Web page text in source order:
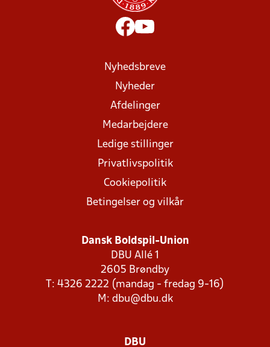
Nyhedsbreve
Nyheder
Afdelinger
Medarbejdere
Ledige stillinger
Privatlivspolitik
Cookiepolitik
Betingelser og vilkår
Dansk Boldspil-Union
DBU Allé 1
2605 Brøndby
T: 4326 2222 (mandag - fredag 9-16)
M: dbu@dbu.dk
DBU